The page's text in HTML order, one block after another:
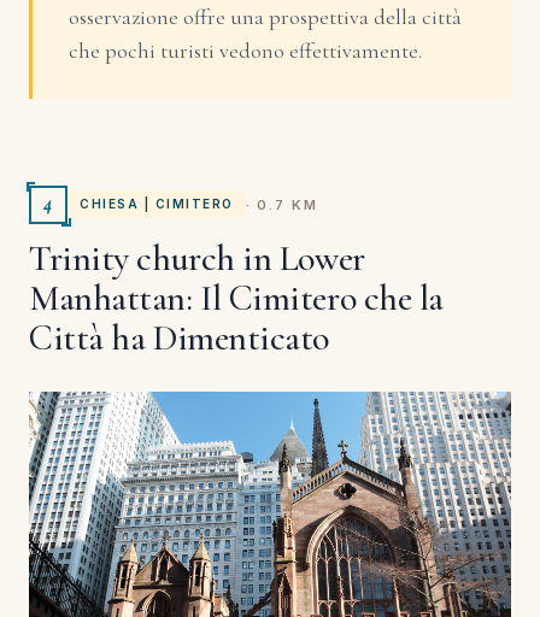
osservazione offre una prospettiva della città
che pochi turisti vedono effettivamente.
4 CHIESA | CIMITERO · 0.7 KM
Trinity church in Lower
Manhattan: Il Cimitero che la
Città ha Dimenticato